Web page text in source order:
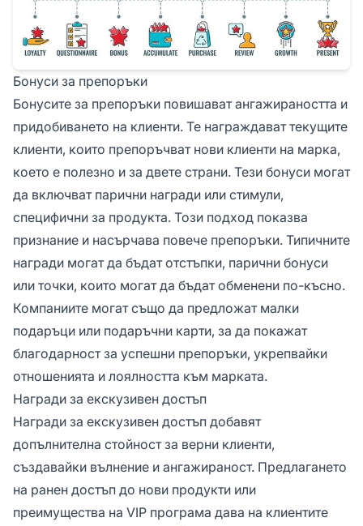
Бонуси за препоръки
Бонусите за препоръки повишават ангажираността и
придобиването на клиенти. Те награждават текущите
клиенти, които препоръчват нови клиенти на марка,
което е полезно и за двете страни. Тези бонуси могат
да включват парични награди или стимули,
специфични за продукта. Този подход показва
признание и насърчава повече препоръки. Типичните
награди могат да бъдат отстъпки, парични бонуси
или точки, които могат да бъдат обменени по-късно.
Компаниите могат също да предложат малки
подаръци или подаръчни карти, за да покажат
благодарност за успешни препоръки, укрепвайки
отношенията и лоялността към марката.
Награди за екскузивен достъп
Награди за екскузивен достъп добавят
допълнителна стойност за верни клиенти,
създавайки вълнение и ангажираност. Предлагането
на ранен достъп до нови продукти или
преимущества на VIP програма дава на клиентите